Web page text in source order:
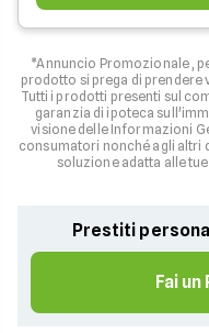
*Annuncio Promozionale ,
prodotto si prega di prendere
Tutti i prodotti presenti sul
garanzia di ipoteca
visione delle Informazioni
consumatori nonché agli altri
soluzione adatta alle
Prestiti
Fai un